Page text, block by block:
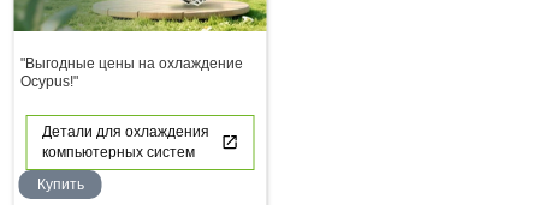
"Выгодные цены на охлаждение
Ocypus!"
Детали для охлаждения
компьютерных систем
Купить